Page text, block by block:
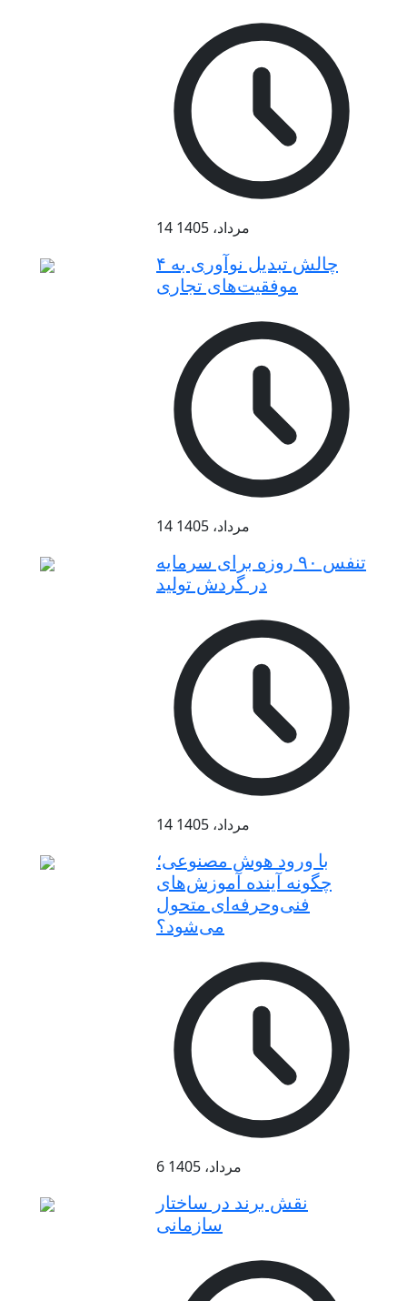
14 مرداد، 1405
۴ چالش تبدیل نوآوری به
موفقیت‌های تجاری
14 مرداد، 1405
تنفس ۹۰ روزه برای سرمایه
در گردش تولید
14 مرداد، 1405
با ورود هوش مصنوعی؛
چگونه آینده آموزش‌های
فنی‌وحرفه‌ای متحول
می‌شود؟
6 مرداد، 1405
نقش برند در ساختار
سازمانی